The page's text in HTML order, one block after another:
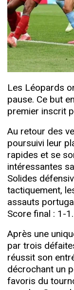
Les Léopards
pause. Ce but
premier inscrit
Au retour des
poursuivi leur
rapides et se
intéressantes
Solides
tactiquement,
assauts
Score final : 1-1.
Après une
par trois
réussit son
décrochant un
favoris du